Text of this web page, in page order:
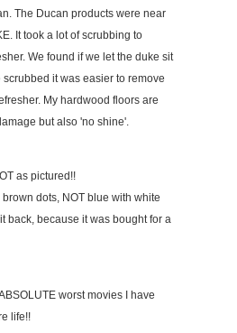
The Ducan products were near
It took a lot of scrubbing to
We found if we let the duke sit
it was easier to remove
My hardwood floors are
but also 'no shine'.
as pictured!!
dots, NOT blue with white
back, because it was bought for a
worst movies I have
life!!